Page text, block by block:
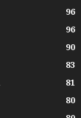
96
96
90
83
81
80